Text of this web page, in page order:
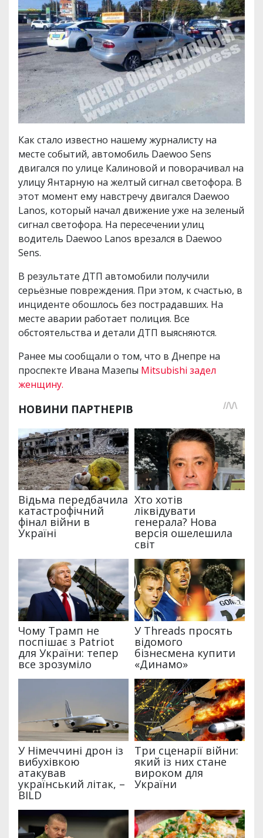
Как стало известно нашему журналисту на
месте событий, автомобиль Daewoo Sens
двигался по улице Калиновой и поворачивал на
улицу Янтарную на желтый сигнал светофора. В
этот момент ему навстречу двигался Daewoo
Lanos, который начал движение уже на зеленый
сигнал светофора. На пересечении улиц
водитель Daewoo Lanos врезался в Daewoo
Sens.
В результате ДТП автомобили получили
серьёзные повреждения. При этом, к счастью, в
инциденте обошлось без пострадавших. На
месте аварии работает полиция. Все
обстоятельства и детали ДТП выясняются.
Ранее мы сообщали о том, что в Днепре на
проспекте Ивана Мазепы Mitsubishi задел
женщину.